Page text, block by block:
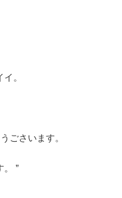
。
ごさいます。
。 ”